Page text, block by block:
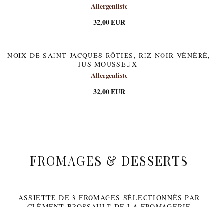
Allergenliste
32,00 EUR
NOIX DE SAINT-JACQUES RÔTIES, RIZ NOIR VÉNÉRÉ,
JUS MOUSSEUX
Allergenliste
32,00 EUR
FROMAGES & DESSERTS
ASSIETTE DE 3 FROMAGES SÉLECTIONNÉS PAR